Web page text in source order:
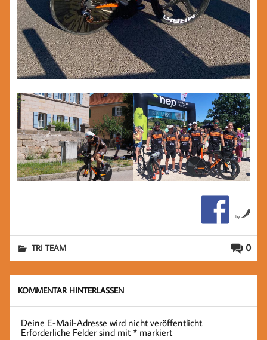
by
0
TRI TEAM
KOMMENTAR HINTERLASSEN
Deine E-Mail-Adresse wird nicht veröffentlicht.
Erforderliche Felder sind mit* markiert